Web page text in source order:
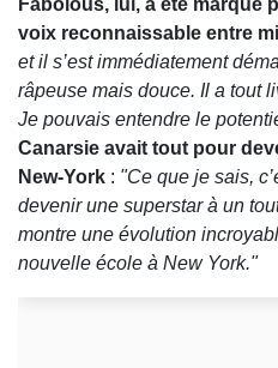
Fabolous, lui, a été marqué
voix reconnaissable entre
et il s’est immédiatement
râpeuse mais douce. Il a tout
Je pouvais entendre le
Canarsie avait tout pour
New-York : "Ce que je sais,
devenir une superstar à un
montre une évolution
nouvelle école à New York."